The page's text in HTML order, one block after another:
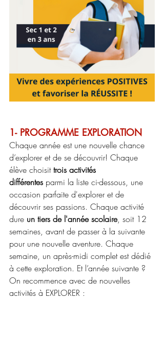
1- PROGRAMME EXPLORATION
Chaque année est une nouvelle chance
d’explorer et de se découvrir! Chaque
élève choisit trois activités
différentes parmi la liste ci-dessous, une
occasion parfaite d'explorer et de
découvrir ses passions. Chaque activité
dure un tiers de l'année scolaire, soit 12
semaines, avant de passer à la suivante
pour une nouvelle aventure. Chaque
semaine, un après-midi complet est dédié
à cette exploration. Et l’année suivante ?
On recommence avec de nouvelles
activités à EXPLORER :